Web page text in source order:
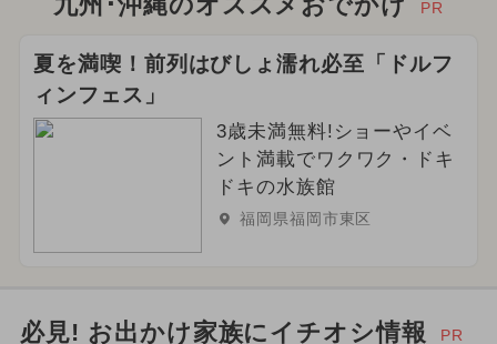
九州･沖縄のオススメおでかけ PR
夏を満喫！前列はびしょ濡れ必至「ドルフ
ィンフェス」
3歳未満無料!ショーやイベ
ント満載でワクワク・ドキ
ドキの水族館
福岡県福岡市東区
必見! お出かけ家族にイチオシ情報 PR